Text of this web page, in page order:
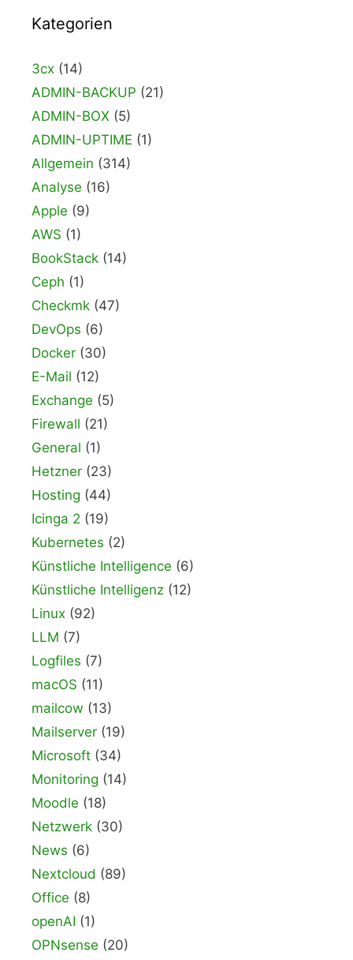
Kategorien
3cx (14)
ADMIN-BACKUP (21)
ADMIN-BOX (5)
ADMIN-UPTIME (1)
Allgemein (314)
Analyse (16)
Apple (9)
AWS (1)
BookStack (14)
Ceph (1)
Checkmk (47)
DevOps (6)
Docker (30)
E-Mail (12)
Exchange (5)
Firewall (21)
General (1)
Hetzner (23)
Hosting (44)
Icinga 2 (19)
Kubernetes (2)
Künstliche Intelligence (6)
Künstliche Intelligenz (12)
Linux (92)
LLM (7)
Logfiles (7)
macOS (11)
mailcow (13)
Mailserver (19)
Microsoft (34)
Monitoring (14)
Moodle (18)
Netzwerk (30)
News (6)
Nextcloud (89)
Office (8)
openAI (1)
OPNsense (20)